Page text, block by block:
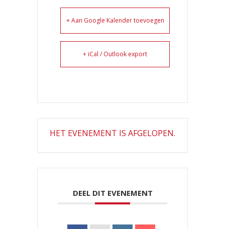
+ Aan Google Kalender toevoegen
+ iCal / Outlook export
HET EVENEMENT IS AFGELOPEN.
DEEL DIT EVENEMENT